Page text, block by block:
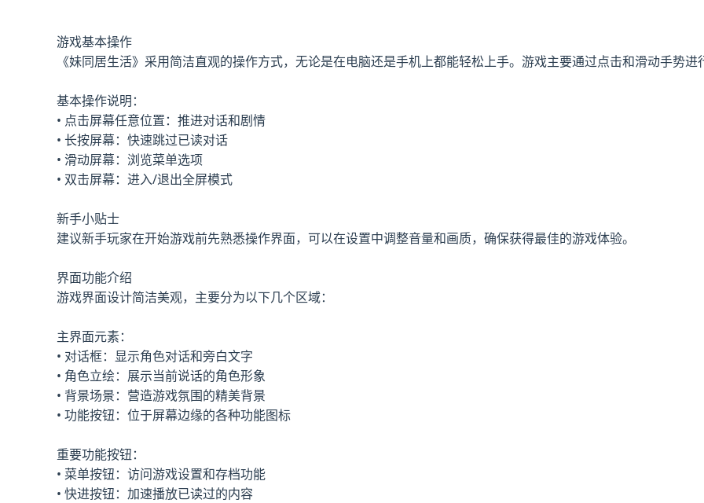
游戏基本操作
《妹同居生活》采用简洁直观的操作方式，无论是在电脑还是手机上都能轻松上手。游戏主要通过点击和滑动手势进
基本操作说明：
• 点击屏幕任意位置：推进对话和剧情
• 长按屏幕：快速跳过已读对话
• 滑动屏幕：浏览菜单选项
• 双击屏幕：进入/退出全屏模式
新手小贴士
建议新手玩家在开始游戏前先熟悉操作界面，可以在设置中调整音量和画质，确保获得最佳的游戏体验。
界面功能介绍
游戏界面设计简洁美观，主要分为以下几个区域：
主界面元素：
• 对话框：显示角色对话和旁白文字
• 角色立绘：展示当前说话的角色形象
• 背景场景：营造游戏氛围的精美背景
• 功能按钮：位于屏幕边缘的各种功能图标
重要功能按钮：
• 菜单按钮：访问游戏设置和存档功能
• 快进按钮：加速播放已读过的内容